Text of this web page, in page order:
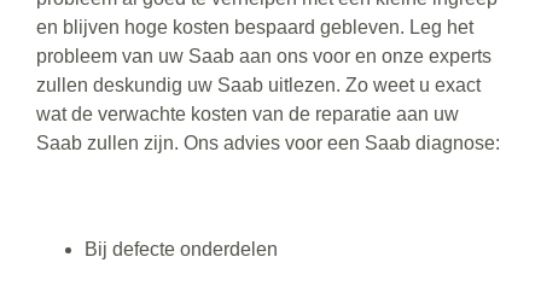
en blijven hoge kosten bespaard gebleven. Leg het
probleem van uw Saab aan ons voor en onze experts
zullen deskundig uw Saab uitlezen. Zo weet u exact
wat de verwachte kosten van de reparatie aan uw
Saab zullen zijn. Ons advies voor een Saab diagnose:
Bij defecte onderdelen